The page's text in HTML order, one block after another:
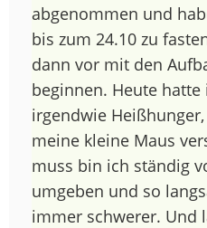
abgenommen und
bis zum 24.10 zu
dann vor mit den
beginnen. Heute hatte
irgendwie
meine kleine Maus
muss bin ich ständig
umgeben und so
immer schwerer. Und